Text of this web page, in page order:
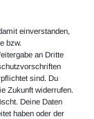
einverstanden,
bzw.
an Dritte
sind. Du
Zukunft widerrufen.
Deine Daten
haben oder der